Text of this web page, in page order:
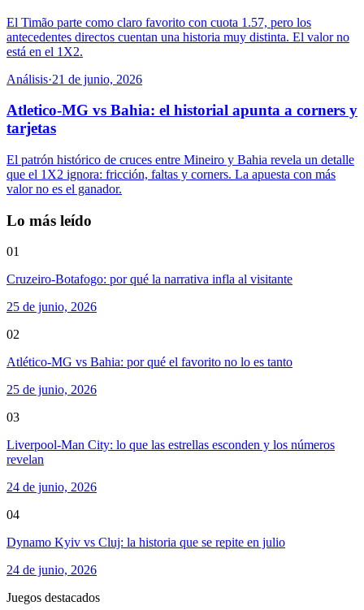
El Timão parte como claro favorito con cuota 1.57, pero los
antecedentes directos cuentan una historia muy distinta. El valor no
está en el 1X2.
Análisis·21 de junio, 2026
Atletico-MG vs Bahia: el historial apunta a corners y
tarjetas
El patrón histórico de cruces entre Mineiro y Bahia revela un detalle
que el 1X2 ignora: fricción, faltas y corners. La apuesta con más
valor no es el ganador.
Lo más leído
01
Cruzeiro-Botafogo: por qué la narrativa infla al visitante
25 de junio, 2026
02
Atlético-MG vs Bahia: por qué el favorito no lo es tanto
25 de junio, 2026
03
Liverpool-Man City: lo que las estrellas esconden y los números
revelan
24 de junio, 2026
04
Dynamo Kyiv vs Cluj: la historia que se repite en julio
24 de junio, 2026
Juegos destacados